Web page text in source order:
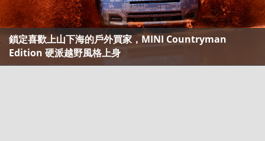
鎖定喜歡上山下海的戶外買家，MINI Countryman
Edition 硬派越野風格上身